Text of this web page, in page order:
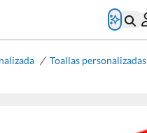
/ Toallas personalizadas